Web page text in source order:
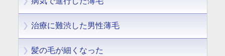
治療に難渋した男性薄毛
髪の毛が細くなった